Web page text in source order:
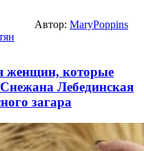
Автор: MaryPoppins
женщин, которые
Лебединская
загара